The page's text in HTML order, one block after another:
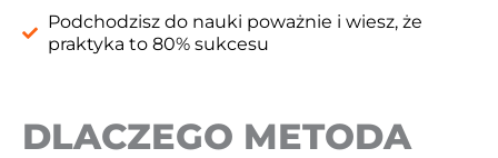
Podchodzisz do nauki poważnie i wiesz, że
praktyka to 80% sukcesu
DLACZEGO METODA